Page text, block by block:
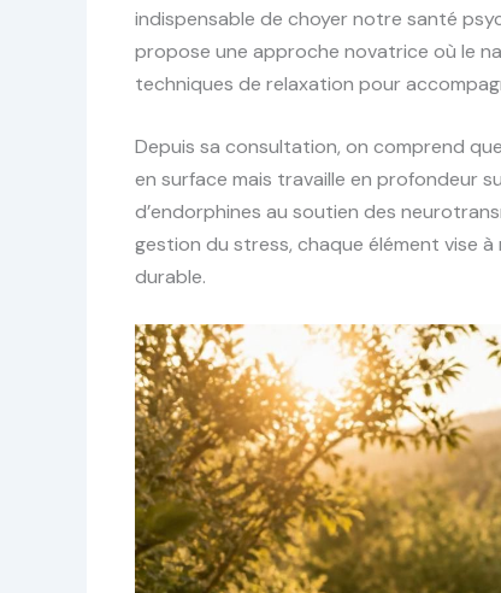
indispensable de choyer notre santé
propose une approche novatrice où le
techniques de relaxation pour
Depuis sa consultation, on comprend
en surface mais travaille en profondeur
d’endorphines au soutien des
gestion du stress, chaque élément vise
durable.